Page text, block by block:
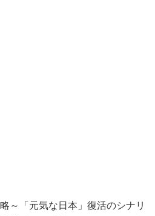
～「元気な日本」復活のシナリ